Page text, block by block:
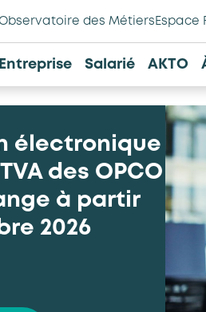
des Métiers Espace
Entreprise Salarié AKTO
électronique
des OPCO
à partir
2026